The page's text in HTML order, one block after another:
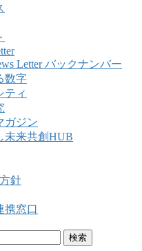
Letter バックナンバー
数字
ティ
ガジン
未来共創HUB
針
携窓口